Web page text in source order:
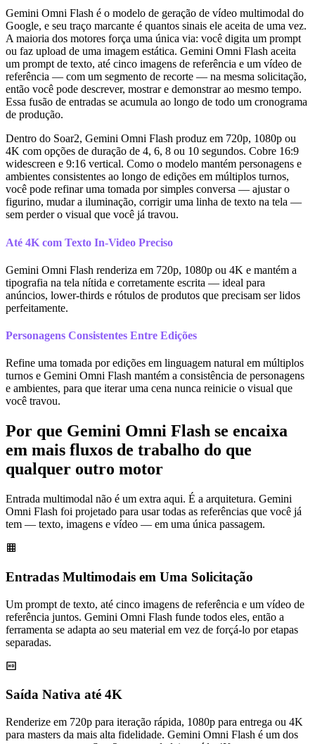
Gemini Omni Flash é o modelo de geração de vídeo multimodal do
Google, e seu traço marcante é quantos sinais ele aceita de uma vez.
A maioria dos motores força uma única via: você digita um prompt
ou faz upload de uma imagem estática. Gemini Omni Flash aceita
um prompt de texto, até cinco imagens de referência e um vídeo de
referência — com um segmento de recorte — na mesma solicitação,
então você pode descrever, mostrar e demonstrar ao mesmo tempo.
Essa fusão de entradas se acumula ao longo de todo um cronograma
de produção.
Dentro do Soar2, Gemini Omni Flash produz em 720p, 1080p ou
4K com opções de duração de 4, 6, 8 ou 10 segundos. Cobre 16:9
widescreen e 9:16 vertical. Como o modelo mantém personagens e
ambientes consistentes ao longo de edições em múltiplos turnos,
você pode refinar uma tomada por simples conversa — ajustar o
figurino, mudar a iluminação, corrigir uma linha de texto na tela —
sem perder o visual que você já travou.
Até 4K com Texto In-Video Preciso
Gemini Omni Flash renderiza em 720p, 1080p ou 4K e mantém a
tipografia na tela nítida e corretamente escrita — ideal para
anúncios, lower-thirds e rótulos de produtos que precisam ser lidos
perfeitamente.
Personagens Consistentes Entre Edições
Refine uma tomada por edições em linguagem natural em múltiplos
turnos e Gemini Omni Flash mantém a consistência de personagens
e ambientes, para que iterar uma cena nunca reinicie o visual que
você travou.
Por que Gemini Omni Flash se encaixa
em mais fluxos de trabalho do que
qualquer outro motor
Entrada multimodal não é um extra aqui. É a arquitetura. Gemini
Omni Flash foi projetado para usar todas as referências que você já
tem — texto, imagens e vídeo — em uma única passagem.
Entradas Multimodais em Uma Solicitação
Um prompt de texto, até cinco imagens de referência e um vídeo de
referência juntos. Gemini Omni Flash funde todos eles, então a
ferramenta se adapta ao seu material em vez de forçá-lo por etapas
separadas.
Saída Nativa até 4K
Renderize em 720p para iteração rápida, 1080p para entrega ou 4K
para masters da mais alta fidelidade. Gemini Omni Flash é um dos